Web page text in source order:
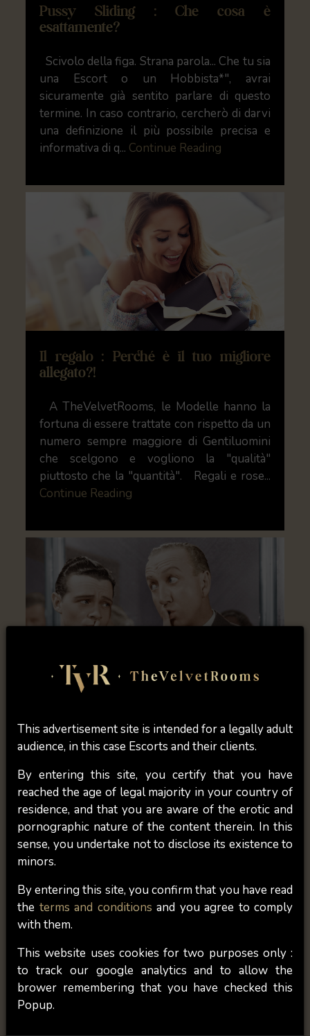
Pussy Sliding : Che cosa è
esattamente?
Scivolo della figa. Strana parola... Che tu sia
una Escort o un Hobbista*", avrai
sicuramente già sentito parlare di questo
termine. In caso contrario, cercherò di darvi
una definizione il più possibile precisa e
informativa di q... Continue Reading
Il regalo : Perché è il tuo migliore
allegato?!
A TheVelvetRooms, le Modelle hanno la
fortuna di essere trattate con rispetto da un
numero sempre maggiore di Gentiluomini
che scelgono e vogliono la "qualità"
piuttosto che la "quantità". Regali e rose...
Continue Reading
Privato e discreto: due parole che vengono
utilizzate da molte Escort per descrivere il
luogo in cui ricevono i loro clienti. Il
problema è che nella maggior parte dei casi
non sono né private né discrete. Noi di
TheVelvetRooms puntia...Continue Reading
This advertisement site is intended for a legally adult
audience, in this case Escorts and their clients.
By entering this site, you certify that you have
reached the age of legal majority in your country of
residence, and that you are aware of the erotic and
pornographic nature of the content therein. In this
sense, you undertake not to disclose its existence to
minors.
By entering this site, you confirm that you have read
the terms and conditions and you agree to comply
with them.
This website uses cookies for two purposes only :
to track our google analytics and to allow the
brower remembering that you have checked this
Popup.